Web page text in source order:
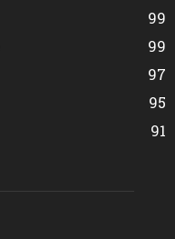
99
99
97
95
91